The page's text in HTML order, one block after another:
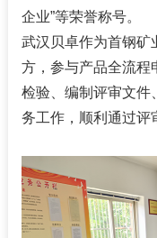
企业”等荣誉称号。
武汉贝卓作为首钢矿
方，参与产品全流程
检验、编制评审文件
务工作，顺利通过评